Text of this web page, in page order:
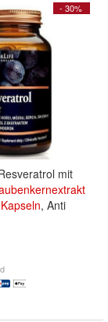
- 30%
mit
Kapseln, Anti